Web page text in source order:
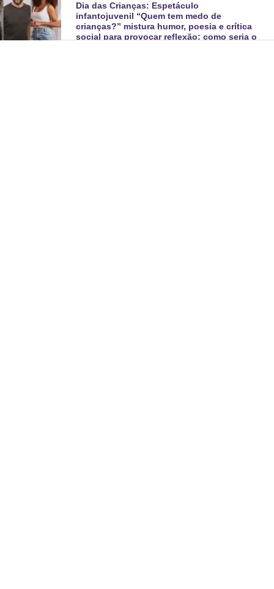
Dia das Crianças: Espetáculo
infantojuvenil “Quem tem medo de
crianças?” mistura humor, poesia e crítica
social para provocar reflexão: como seria o